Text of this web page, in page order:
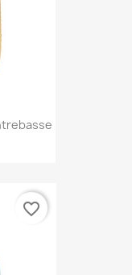
favorite_border